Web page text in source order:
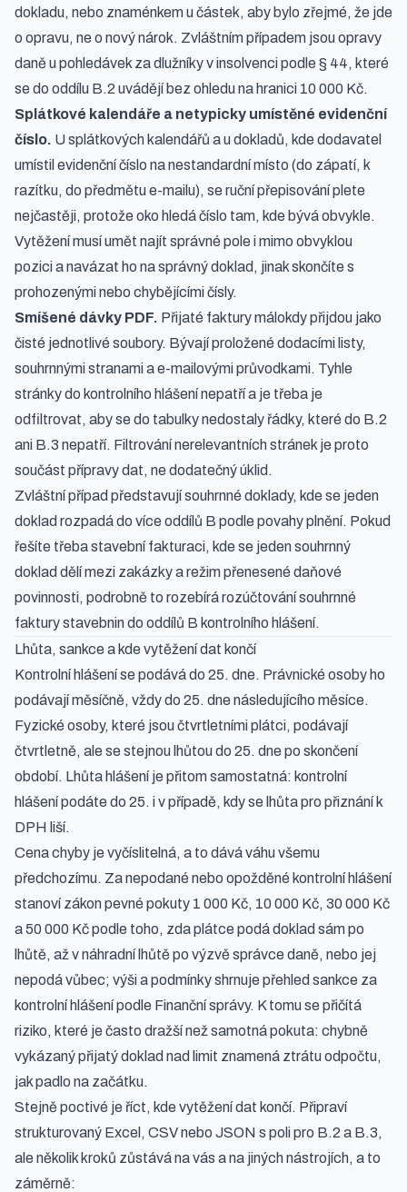
dokladu, nebo znaménkem u částek, aby bylo zřejmé, že jde
o opravu, ne o nový nárok. Zvláštním případem jsou opravy
daně u pohledávek za dlužníky v insolvenci podle § 44, které
se do oddílu B.2 uvádějí bez ohledu na hranici 10 000 Kč.
Splátkové kalendáře a netypicky umístěné evidenční
číslo. U splátkových kalendářů a u dokladů, kde dodavatel
umístil evidenční číslo na nestandardní místo (do zápatí, k
razítku, do předmětu e-mailu), se ruční přepisování plete
nejčastěji, protože oko hledá číslo tam, kde bývá obvykle.
Vytěžení musí umět najít správné pole i mimo obvyklou
pozici a navázat ho na správný doklad, jinak skončíte s
prohozenými nebo chybějícími čísly.
Smíšené dávky PDF. Přijaté faktury málokdy přijdou jako
čisté jednotlivé soubory. Bývají proložené dodacími listy,
souhrnnými stranami a e-mailovými průvodkami. Tyhle
stránky do kontrolního hlášení nepatří a je třeba je
odfiltrovat, aby se do tabulky nedostaly řádky, které do B.2
ani B.3 nepatří. Filtrování nerelevantních stránek je proto
součást přípravy dat, ne dodatečný úklid.
Zvláštní případ představují souhrnné doklady, kde se jeden
doklad rozpadá do více oddílů B podle povahy plnění. Pokud
řešíte třeba stavební fakturaci, kde se jeden souhrnný
doklad dělí mezi zakázky a režim přenesené daňové
povinnosti, podrobně to rozebírározúčtování souhrnné
faktury stavebnin do oddílů B kontrolního hlášení.
Lhůta, sankce a kde vytěžení dat končí
Kontrolní hlášení se podává do 25. dne. Právnické osoby ho
podávají měsíčně, vždy do 25. dne následujícího měsíce.
Fyzické osoby, které jsou čtvrtletními plátci, podávají
čtvrtletně, ale se stejnou lhůtou do 25. dne po skončení
období. Lhůta hlášení je přitom samostatná: kontrolní
hlášení podáte do 25. i v případě, kdy se lhůta pro přiznání k
DPH liší.
Cena chyby je vyčíslitelná, a to dává váhu všemu
předchozímu. Za nepodané nebo opožděné kontrolní hlášení
stanoví zákon pevné pokuty 1 000 Kč, 10 000 Kč, 30 000 Kč
a 50 000 Kč podle toho, zda plátce podá doklad sám po
lhůtě, až v náhradní lhůtě po výzvě správce daně, nebo jej
nepodá vůbec; výši a podmínky shrnuje přehled sankce za
kontrolní hlášení podle Finanční správy. K tomu se přičítá
riziko, které je často dražší než samotná pokuta: chybně
vykázaný přijatý doklad nad limit znamená ztrátu odpočtu,
jak padlo na začátku.
Stejně poctivé je říct, kde vytěžení dat končí. Připraví
strukturovaný Excel, CSV nebo JSON s poli pro B.2 a B.3,
ale několik kroků zůstává na vás a na jiných nástrojích, a to
záměrně: